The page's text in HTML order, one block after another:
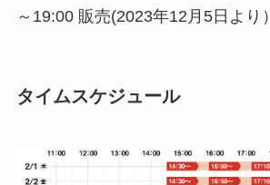
～19:00 販売(2023年12月5日より）
タイムスケジュール